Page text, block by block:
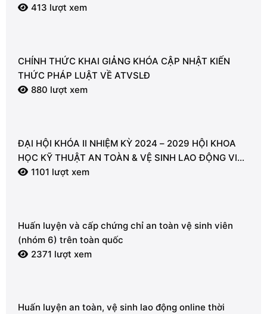
413 lượt xem
CHÍNH THỨC KHAI GIẢNG KHÓA CẬP NHẬT KIẾN
THỨC PHÁP LUẬT VỀ ATVSLĐ
880 lượt xem
ĐẠI HỘI KHÓA II NHIỆM KỲ 2024 – 2029 HỘI KHOA
HỌC KỸ THUẬT AN TOÀN & VỆ SINH LAO ĐỘNG VIỆT
NAM – CHI HỘI VŨNG TÀU
1101 lượt xem
Huấn luyện và cấp chứng chỉ an toàn vệ sinh viên
(nhóm 6) trên toàn quốc
2371 lượt xem
Huấn luyện an toàn, vệ sinh lao động online thời